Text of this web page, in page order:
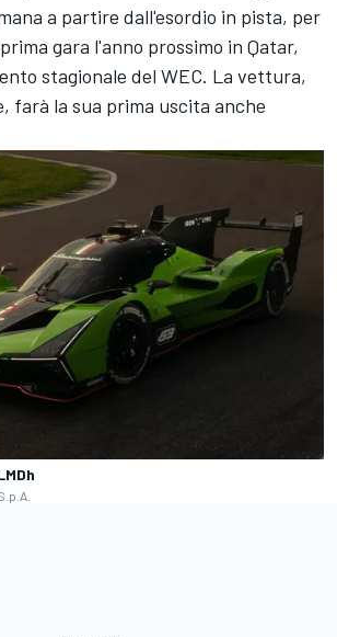
a partire dall'esordio in pista, per
gara l'anno prossimo in Qatar,
stagionale del WEC. La vettura,
farà la sua prima uscita anche